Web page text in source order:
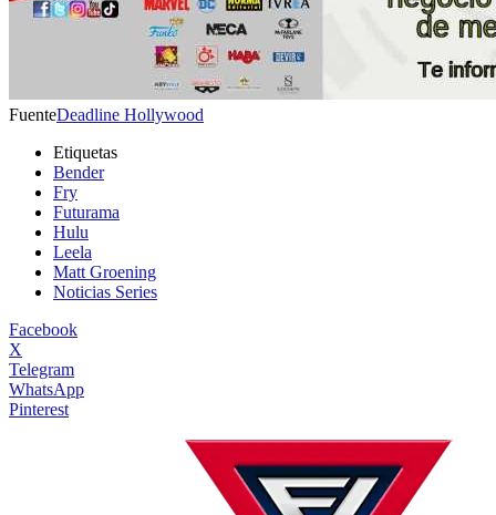
FuenteDeadline Hollywood
Etiquetas
Bender
Fry
Futurama
Hulu
Leela
Matt Groening
Noticias Series
Facebook
X
Telegram
WhatsApp
Pinterest